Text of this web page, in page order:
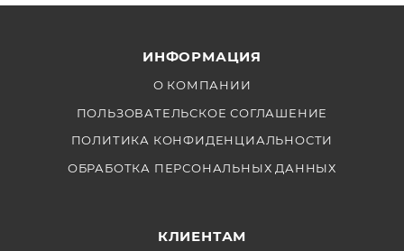
ИНФОРМАЦИЯ
О КОМПАНИИ
ПОЛЬЗОВАТЕЛЬСКОЕ СОГЛАШЕНИЕ
ПОЛИТИКА КОНФИДЕНЦИАЛЬНОСТИ
ОБРАБОТКА ПЕРСОНАЛЬНЫХ ДАННЫХ
КЛИЕНТАМ